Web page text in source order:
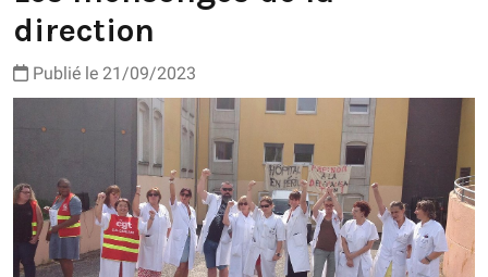
direction
Publié le 21/09/2023